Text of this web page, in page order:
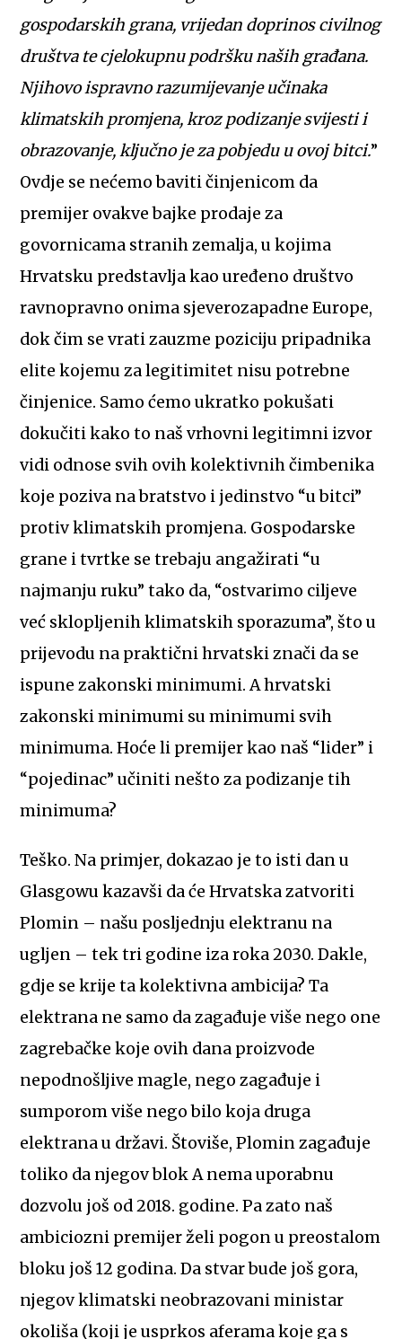
gospodarskih grana, vrijedan doprinos civilnog
društva te cjelokupnu podršku naših građana.
Njihovo ispravno razumijevanje učinaka
klimatskih promjena, kroz podizanje svijesti i
obrazovanje, ključno je za pobjedu u ovoj bitci.”
Ovdje se nećemo baviti činjenicom da
premijer ovakve bajke prodaje za
govornicama stranih zemalja, u kojima
Hrvatsku predstavlja kao uređeno društvo
ravnopravno onima sjeverozapadne Europe,
dok čim se vrati zauzme poziciju pripadnika
elite kojemu za legitimitet nisu potrebne
činjenice. Samo ćemo ukratko pokušati
dokučiti kako to naš vrhovni legitimni izvor
vidi odnose svih ovih kolektivnih čimbenika
koje poziva na bratstvo i jedinstvo “u bitci”
protiv klimatskih promjena. Gospodarske
grane i tvrtke se trebaju angažirati “u
najmanju ruku” tako da, “ostvarimo ciljeve
već sklopljenih klimatskih sporazuma”, što u
prijevodu na praktični hrvatski znači da se
ispune zakonski minimumi. A hrvatski
zakonski minimumi su minimumi svih
minimuma. Hoće li premijer kao naš “lider” i
“pojedinac” učiniti nešto za podizanje tih
minimuma?
Teško. Na primjer, dokazao je to isti dan u
Glasgowu kazavši da će Hrvatska zatvoriti
Plomin – našu posljednju elektranu na
ugljen – tek tri godine iza roka 2030. Dakle,
gdje se krije ta kolektivna ambicija? Ta
elektrana ne samo da zagađuje više nego one
zagrebačke koje ovih dana proizvode
nepodnošljive magle, nego zagađuje i
sumporom više nego bilo koja druga
elektrana u državi. Štoviše, Plomin zagađuje
toliko da njegov blok A nema uporabnu
dozvolu još od 2018. godine. Pa zato naš
ambiciozni premijer želi pogon u preostalom
bloku još 12 godina. Da stvar bude još gora,
njegov klimatski neobrazovani ministar
okoliša (koji je usprkos aferama koje ga s